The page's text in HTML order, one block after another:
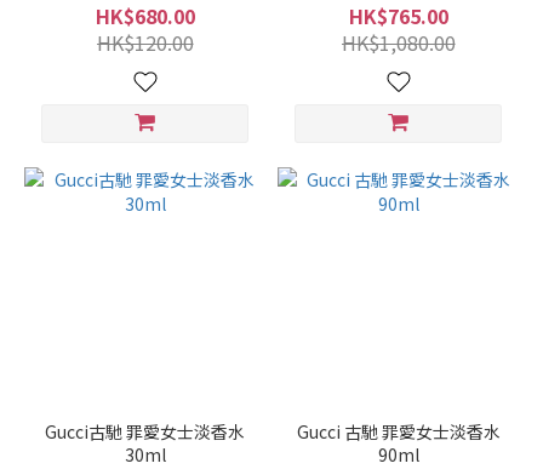
HK$680.00
HK$120.00
HK$765.00
HK$1,080.00
Gucci古馳 罪愛女士淡香水
30ml
Gucci 古馳 罪愛女士淡香水
90ml